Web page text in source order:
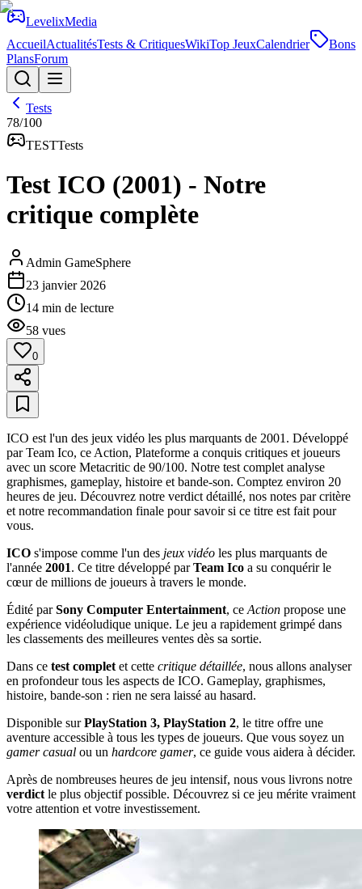
LevelixMedia
AccueilActualitésTests & CritiquesWikiTop JeuxCalendrier
Bons
PlansForum
Tests
78/100
TESTTests
Test ICO (2001) - Notre
critique complète
Admin GameSphere
23 janvier 2026
14 min de lecture
58 vues
0
ICO est l'un des jeux vidéo les plus marquants de 2001. Développé
par Team Ico, ce Action, Plateforme a conquis critiques et joueurs
avec un score Metacritic de 90/100. Notre test complet analyse
graphismes, gameplay, histoire et bande-son. Comptez environ 20
heures de jeu. Découvrez notre verdict détaillé, nos notes par critère
et notre recommandation finale pour savoir si ce titre est fait pour
vous.
ICO s'impose comme l'un des jeux vidéo les plus marquants de
l'année 2001. Ce titre développé parTeam Ico a su conquérir le
cœur de millions de joueurs à travers le monde.
Édité parSony Computer Entertainment, ce Action propose une
expérience vidéoludique unique. Le jeu a rapidement grimpé dans
les classements des meilleures ventes dès sa sortie.
Dans ce test complet et cette critique détaillée, nous allons analyser
en profondeur tous les aspects de ICO. Gameplay, graphismes,
histoire, bande-son : rien ne sera laissé au hasard.
Disponible surPlayStation 3, PlayStation 2, le titre offre une
aventure accessible à tous les types de joueurs. Que vous soyez un
gamer casual ou un hardcore gamer, ce guide vous aidera à décider.
Après de nombreuses heures de jeu intensif, nous vous livrons notre
verdict le plus objectif possible. Découvrez si ce jeu mérite vraiment
votre attention et votre investissement.